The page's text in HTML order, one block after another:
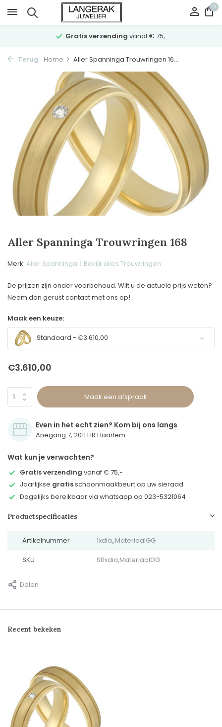
0
Gratis verzending vanaf € 75,-
Terug Home Aller Spanninga Trouwringen 16...
Aller Spanninga Trouwringen 168
Merk: Aller Spanninga Bekijk alles Trouwringen
De prijzen zijn onder voorbehoud. Wilt u de actuele prijs weten?
Neem dan gerust contact met ons op!
Maak een keuze:
Standaard - €3.610,00
€3.610,00
Maak een afspraak
Even in het echt zien? Kom bij ons langs
Anegang 7, 2011 HR Haarlem
Wat kun je verwachten?
Gratis verzending vanaf € 75,-
Jaarlijkse gratisschoonmaakbeurt op uw sieraad
Dagelijks bereikbaar via whatsapp op 023-5321064
Productspecificaties
Artikelnummer 1xdia,,MateriaalGG
SKU St1xdia,MateriaalGG
Delen
Recent bekeken